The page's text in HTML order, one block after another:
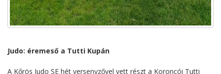
Judo: éremeső a Tutti Kupán
A Kőrös Judo SE hét versenyzővel vett részt a Koroncói Tutti